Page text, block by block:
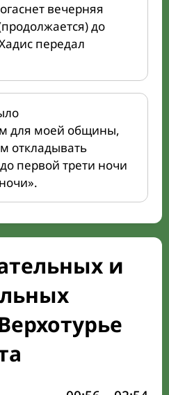
вечерняя
до
передал
для моей общины,
откладывать
первой трети ночи
и